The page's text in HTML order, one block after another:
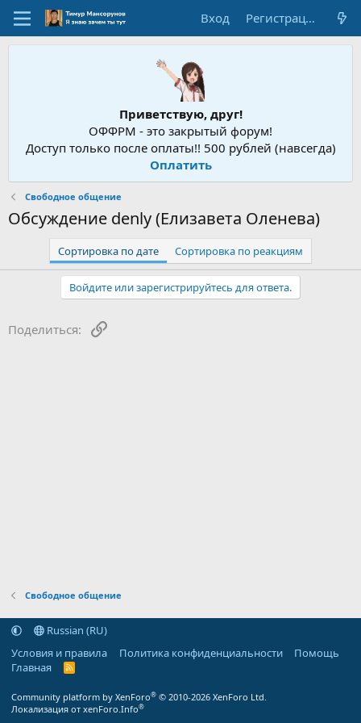
Вход Регистрация
Приветствую, друг!
ОФФРМ - это закрытый форум!
Доступ только после оплаты!! 500 рублей (навсегда)
Оплатить
Свободное общение
Обсуждение denly (Елизавета Оленева)
Сортировка по дате Сортировка по реакциям
Войдите или зарегистрируйтесь для ответа.
Поделиться: Ссылка
Свободное общение
Russian (RU)
Условия и правила
Политика конфиденциальности
Помощь
Главная
R
Community platform by XenForo® © 2010-2026 XenForo Ltd.
Локализация от xenForo.Info®